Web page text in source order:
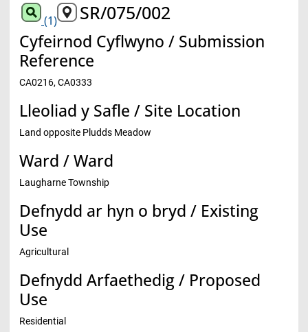
(1) SR/075/002
Cyfeirnod Cyflwyno / Submission
Reference
CA0216, CA0333
Lleoliad y Safle / Site Location
Land opposite Pludds Meadow
Ward / Ward
Laugharne Township
Defnydd ar hyn o bryd / Existing
Use
Agricultural
Defnydd Arfaethedig / Proposed
Use
Residential